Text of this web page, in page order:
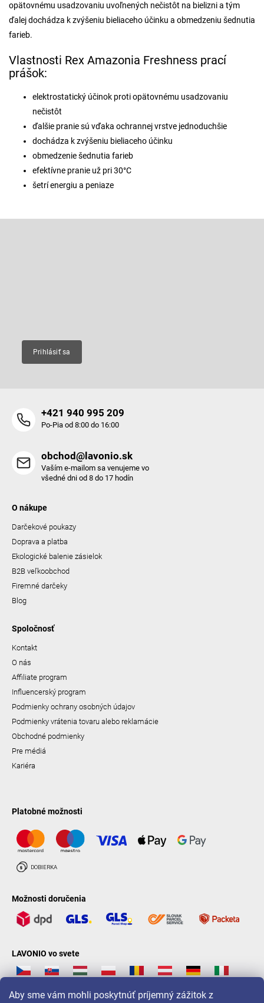
Aby sme vám mohli poskytnúť príjemný zážitok z
opätovnému usadzovaniu uvoľnených nečistôt na bielizni a tým
ďalej dochádza k zvýšeniu bieliaceho účinku a obmedzeniu šednutia
farieb.
Vlastnosti Rex Amazonia Freshness prací
prášok:
elektrostatický účinok proti opätovnému usadzovaniu
nečistôt
ďalšie pranie sú vďaka ochrannej vrstve jednoduchšie
dochádza k zvýšeniu bieliaceho účinku
obmedzenie šednutia farieb
efektívne pranie už pri 30°C
šetrí energiu a peniaze
Prihlásiť sa
+421 940 995 209
Po-Pia od 8:00 do 16:00
obchod@lavonio.sk
Vaším e-mailom sa venujeme vo
všedné dni od 8 do 17 hodín
O nákupe
Darčekové poukazy
Doprava a platba
Ekologické balenie zásielok
B2B veľkoobchod
Firemné darčeky
Blog
Spoločnosť
Kontakt
O nás
Affiliate program
Influencerský program
Podmienky ochrany osobných údajov
Podmienky vrátenia tovaru alebo reklamácie
Obchodné podmienky
Pre médiá
Kariéra
Platobné možnosti
Možnosti doručenia
LAVONIO vo svete